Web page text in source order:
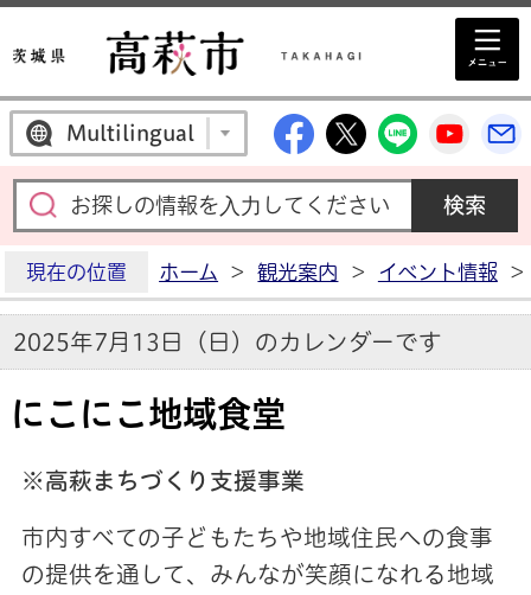
Multilingual 高萩市公式
高萩市公式X
高萩市
高
現在の位置 ホーム > 観光案内 > イベント情報 >
2025年7月13日（日）のカレンダーです
にこにこ地域食堂
※高萩まちづくり支援事業
市内すべての子どもたちや地域住民への食事
の提供を通して、みんなが笑顔になれる地域